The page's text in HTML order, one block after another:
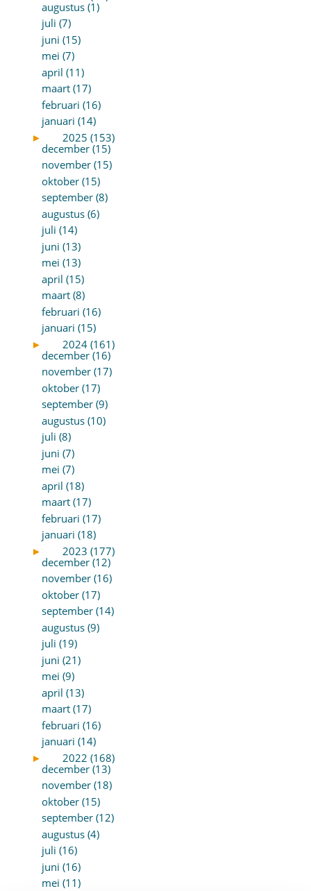
augustus (1)
juli (7)
juni (15)
mei (7)
april (11)
maart (17)
februari (16)
januari (14)
►
2025 (153)
december (15)
november (15)
oktober (15)
september (8)
augustus (6)
juli (14)
juni (13)
mei (13)
april (15)
maart (8)
februari (16)
januari (15)
►
2024 (161)
december (16)
november (17)
oktober (17)
september (9)
augustus (10)
juli (8)
juni (7)
mei (7)
april (18)
maart (17)
februari (17)
januari (18)
►
2023 (177)
december (12)
november (16)
oktober (17)
september (14)
augustus (9)
juli (19)
juni (21)
mei (9)
april (13)
maart (17)
februari (16)
januari (14)
►
2022 (168)
december (13)
november (18)
oktober (15)
september (12)
augustus (4)
juli (16)
juni (16)
mei (11)